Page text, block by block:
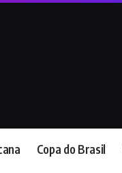
Copa do Brasil